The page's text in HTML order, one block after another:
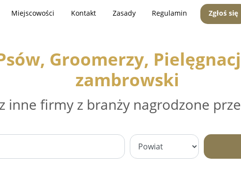
Miejscowości Kontakt Zasady Regulamin Zgłoś się
Groomerzy,
zambrowski
inne firmy z branży nagrodzone